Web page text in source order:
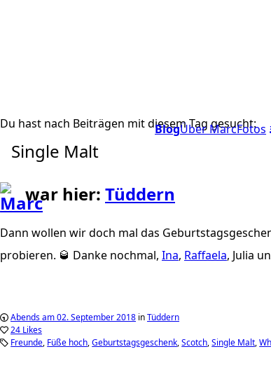
BlogÜber MarcFotos
Du hast nach Beiträgen mit diesem Tag gesucht:
Single Malt
war hier: Tüddern
Dann wollen wir doch mal das
probieren. 🥃 Danke nochmal, Ina, Raffaela, Julia
Abends am 02. September 2018 inTüddern
24 Likes
Freunde Füße hoch Geburtstagsgeschenk Scotch Single Malt